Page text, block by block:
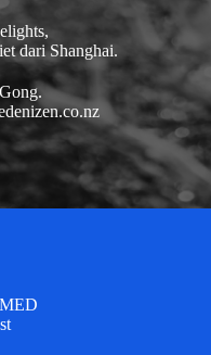
dari Shanghai.